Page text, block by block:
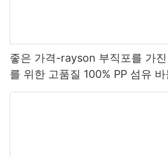
좋은 가격-rayson 부직포를 가진
를 위한 고품질 100% PP 섬유
뚫는 부직포